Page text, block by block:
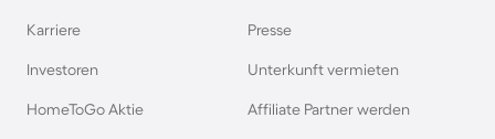
Karriere
Investoren
HomeToGo Aktie
Presse
Unterkunft vermieten
Affiliate Partner werden